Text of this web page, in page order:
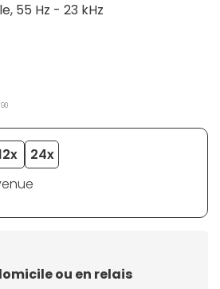
55 Hz - 23 kHz
90
24x
ou en relais